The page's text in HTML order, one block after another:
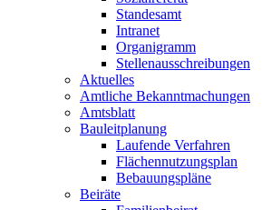
Standesamt
Intranet
Organigramm
Stellenausschreibungen
Aktuelles
Amtliche Bekanntmachungen
Amtsblatt
Bauleitplanung
Laufende Verfahren
Flächennutzungsplan
Bebauungspläne
Beiräte